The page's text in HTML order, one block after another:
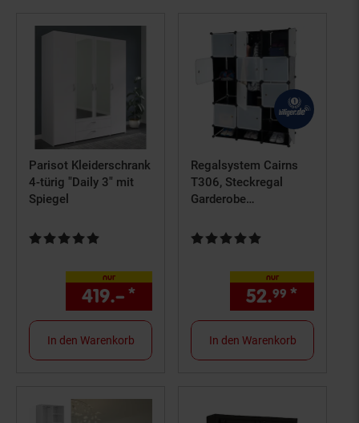
Parisot Kleiderschrank
4-türig "Daily 3" mit
Spiegel
Kundenbewertung: 5 von 5 Sternen
nur
419.–* nur 419,–€ Sternchen
In den Warenkorb
Regalsystem Cairns
T306, Steckregal
Garderobe
Boxen je 37x37x47cm
Kundenbewertung: 5 von 5
nur
52.99 *
In den Warenkorb